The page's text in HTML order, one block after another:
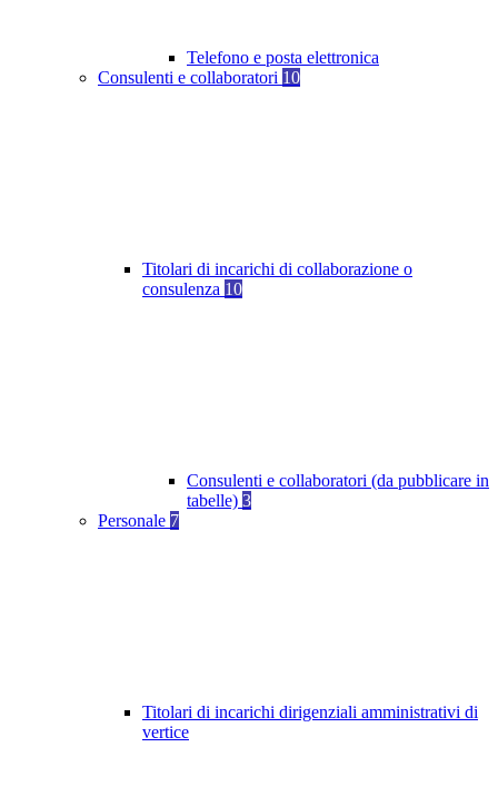
Telefono e posta elettronica
Consulenti e collaboratori 10
Titolari di incarichi di collaborazione o
consulenza 10
Consulenti e collaboratori (da pubblicare in
tabelle) 3
Personale 7
Titolari di incarichi dirigenziali amministrativi di
vertice